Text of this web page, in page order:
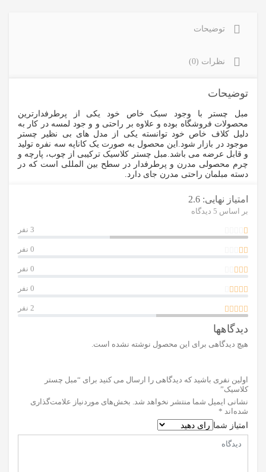
توضیحات
نظرات (0)
توضیحات
مبل چستر با وجود سبک خاص خود یکی از پرطرفدارترین
محصولات فروشگاه بوده و علاوه بر راحتی و و جود لمسه در کار به
دلیل کلاف خاص خود توانسته یکی از مدل های بی نظیر چستر
موجود در بازار شود.این محصول به صورت یک کاناپه سه نفره تولید
و قابل عرضه می باشد.مبل چستر کلاسیک ترکیبی از چوب، پارچه و
چرم محصولی مدرن و پرطرفدار در سطح بین المللی است که در
دسته مبلمان راحتی مدرن جای دارد.
امتیاز نهایی: 2.6
بر اساس 5 دیدگاه
3 نفر
0 نفر
0 نفر
0 نفر
2 نفر
دیدگاهها
هیچ دیدگاهی برای این محصول نوشته نشده است.
اولین نفری باشید که دیدگاهی را ارسال می کنید برای “مبل چستر
کلاسیک”
نشانی ایمیل شما منتشر نخواهد شد. بخش‌های موردنیاز علامت‌گذاری
شده‌اند *
امتیاز شما